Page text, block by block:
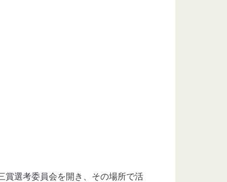
賞選考委員会を開き、その場所で活